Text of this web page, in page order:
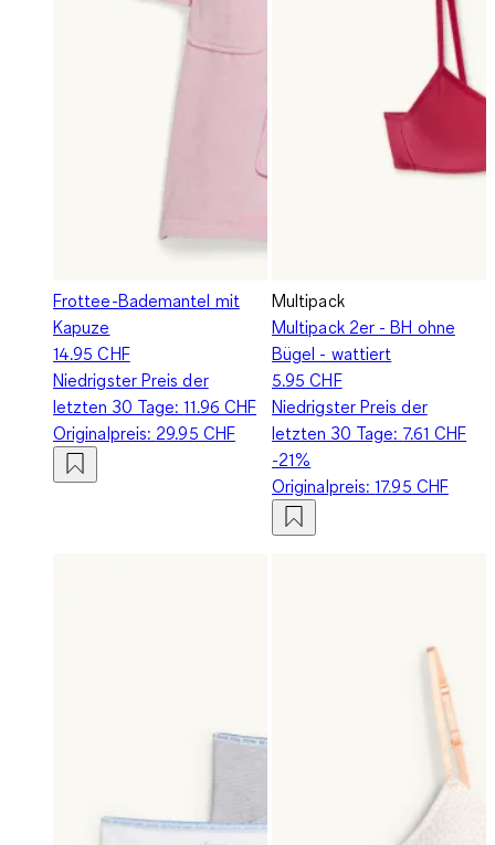
Frottee-Bademantel mit
Kapuze
14.95 CHF
Niedrigster Preis der
letzten 30 Tage:11.96 CHF
Originalpreis: 29.95 CHF
Multipack
Multipack 2er - BH ohne
Bügel - wattiert
5.95 CHF
Niedrigster Preis der
letzten 30 Tage: 7.61 CHF
-21%
Originalpreis:17.95 CHF